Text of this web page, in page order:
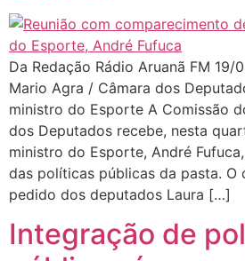
Da Redação Rádio Aruanã FM 19/
Mario Agra / Câmara dos
ministro do Esporte A Comissão
dos Deputados recebe, nesta
ministro do Esporte, André
das políticas públicas da pasta. O
pedido dos deputados Laura […]
Integração de